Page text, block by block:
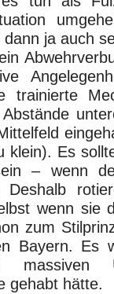
ja auch
trainierte
Es
– wenn
wenn sie
zum
Bayern. Es
massiven
gehabt hätte.